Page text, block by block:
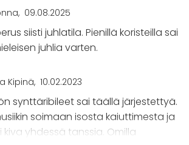
09.08.2025
siisti juhlatila. Pienillä koristeilla sai
juhlia varten.
Kipinä 10.02.2023
synttäribileet sai täällä järjestettyä.
soimaan isosta kaiuttimesta ja
yhdessä tanssia. Omilla